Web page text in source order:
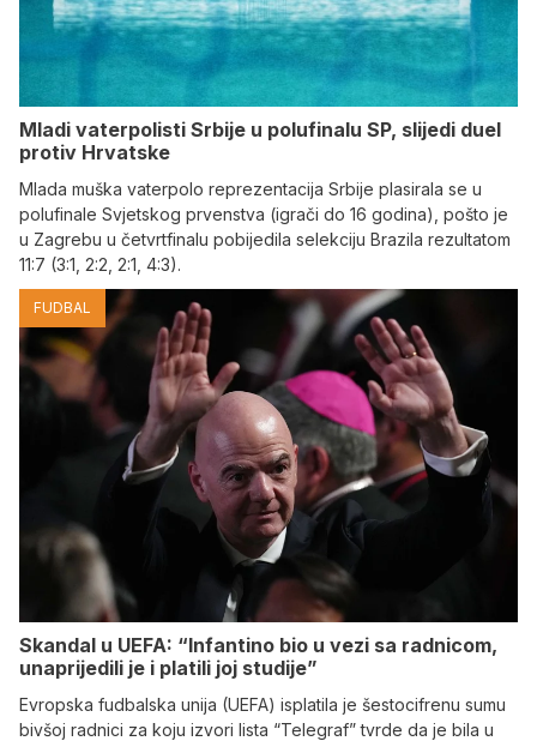
Mladi vaterpolisti Srbije u polufinalu SP, slijedi duel
protiv Hrvatske
Mlada muška vaterpolo reprezentacija Srbije plasirala se u
polufinale Svjetskog prvenstva (igrači do 16 godina), pošto je
u Zagrebu u četvrtfinalu pobijedila selekciju Brazila rezultatom
11:7 (3:1, 2:2, 2:1, 4:3).
FUDBAL
Skandal u UEFA: “Infantino bio u vezi sa radnicom,
unaprijedili je i platili joj studije”
Evropska fudbalska unija (UEFA) isplatila je šestocifrenu sumu
bivšoj radnici za koju izvori lista “Telegraf” tvrde da je bila u